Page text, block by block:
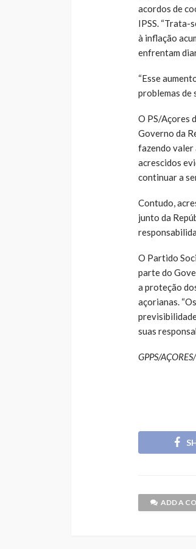
acordos de
IPSS. “Trata-
à inflação
enfrentam
“Esse
problemas de
O PS/Açores
Governo da
fazendo valer
acrescidos
continuar a
Contudo,
junto da
O Partido
parte do
a proteção
açorianas.
suas
GPPS/
ADD A